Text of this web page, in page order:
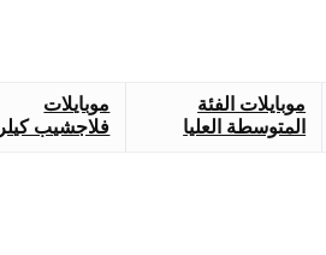
موبايلات الفئة
المتوسطة العليا
موبايلات
فلاجشيب كيلر